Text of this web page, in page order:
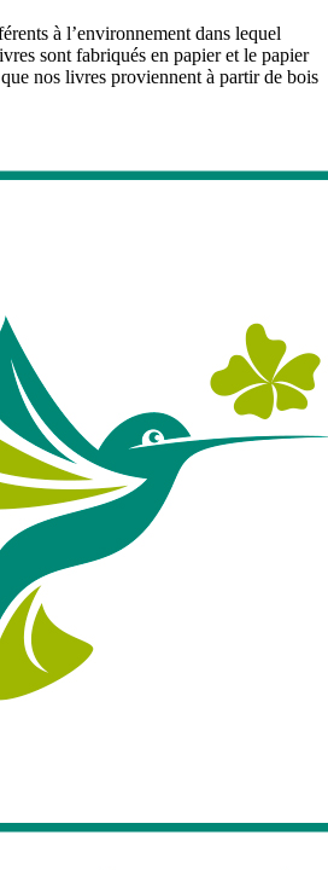
à l’environnement dans lequel
sont fabriqués en papier et le papier
nos livres proviennent à partir de bois